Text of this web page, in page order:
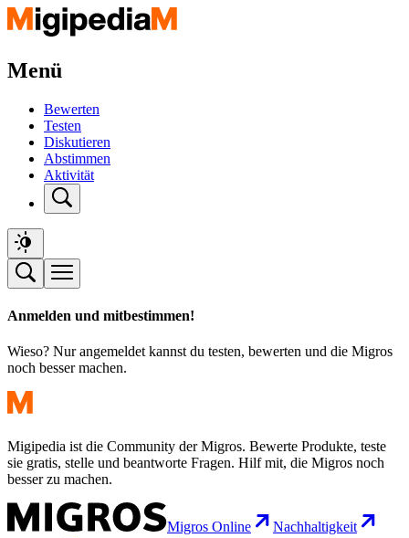
Menü
Bewerten
Testen
Diskutieren
Abstimmen
Aktivität
Anmelden und mitbestimmen!
Wieso? Nur angemeldet kannst du testen, bewerten und die Migros
noch besser machen.
Migipedia ist die Community der Migros. Bewerte Produkte, teste
sie gratis, stelle und beantworte Fragen. Hilf mit, die Migros noch
besser zu machen.
Migros Online
Nachhaltigkeit